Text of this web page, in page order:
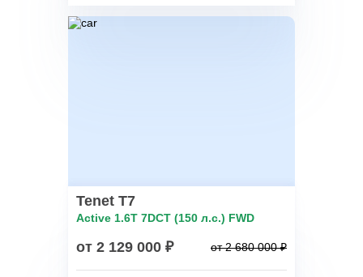
Tenet T7
Active 1.6T 7DCT (150 л.с.) FWD
от 2 129 000 ₽ от 2 680 000 ₽